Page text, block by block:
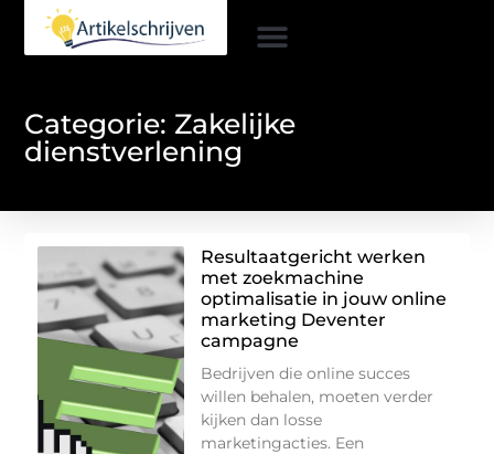
Categorie: Zakelijke
dienstverlening
Resultaatgericht werken
met zoekmachine
optimalisatie in jouw online
marketing Deventer
campagne
Bedrijven die online succes
willen behalen, moeten verder
kijken dan losse
marketingacties. Een